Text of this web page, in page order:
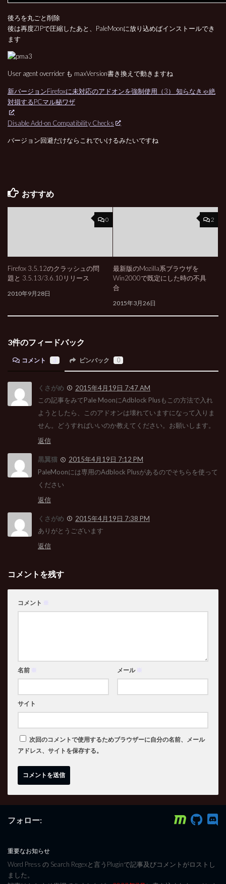
後ろを丸ごと削除
後は再度ZIPで圧縮したあと、PaleMoonに放り込めばインストールでき
ます
User agent overrider も maxVersion書き換えで動きますね
新バージョンFirefoxに未対応のアドオンを強制使用（3） 知らなきゃ絶
対損するPCマル秘ワザ
Disable Add-on Compatibility Checks
バージョン回避だけならこれでいけるみたいですね
おすすめ
0
Firefox 3.5.12のクラッシュの問
題と 3.5.13/3.6.10リリース
2010年9月28日
2
最新版のMozilla系ブラウザを
Win2000で既定にした時の不具
合
2015年3月26日
3件のフィードバック
コメント ピンバック 0
くさがめ
2015年4月19日 7:47 AM
この記事をみてPale MoonにAdblock Plusもこの方法で入れ
ようとしたら、このアドオンは壊れていますになって入りま
せん。どうすればいいのか教えてください。お願いします。
返信
黒翼猫
2015年4月19日 7:12 PM
PaleMoonには専用のAdblock Plusがあるのでそちらを使って
ください
返信
くさがめ
2015年4月19日 7:38 PM
ありがとうございます
返信
コメントを残す
コメント ※
名前 ※ メール ※
サイト
次回のコメントで使用するためブラウザーに自分の名前、メール
アドレス、サイトを保存する。
フォロー:
重要なお知らせ
Word Press の Search Regexと言うPluginで記事及びコメントがロストし
ました。